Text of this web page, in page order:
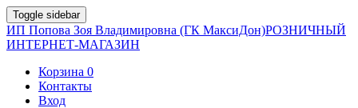
Toggle sidebar
ИП Попова Зоя Владимировна (ГК МаксиДон)РОЗНИЧНЫЙ
ИНТЕРНЕТ-МАГАЗИН
Корзина 0
Контакты
Вход